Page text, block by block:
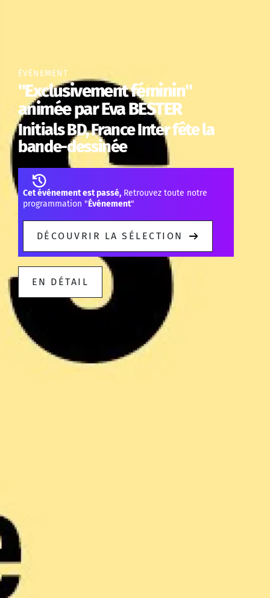
ÉVÉNEMENT
"Exclusivement féminin"
animée par Eva BESTER
Initials BD, France Inter fête la
bande-dessinée
Cet événement est passé, Retrouvez toute notre
programmation "Événement"
DÉCOUVRIR LA SÉLECTION
EN DÉTAIL